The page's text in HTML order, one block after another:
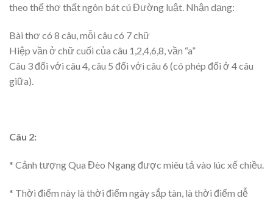
theo thể thơ thất ngôn bát cú Đường luật. Nhận dạng:
Bài thơ có 8 câu, mỗi câu có 7 chữ
Hiệp vần ở chữ cuối của câu 1,2,4,6,8, vần “a”
Câu 3 đối với câu 4, câu 5 đối với câu 6 (có phép đối ở 4 câu
giữa).
Câu 2:
* Cảnh tượng Qua Đèo Ngang được miêu tả vào lúc xế chiều.
* Thời điểm này là thời điểm ngày sắp tàn, là thời điểm dễ